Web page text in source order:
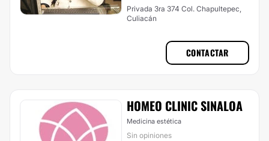
Privada 3ra 374 Col. Chapultepec,
Culiacán
CONTACTAR
HOMEO CLINIC SINALOA
Medicina estética
Sin opiniones